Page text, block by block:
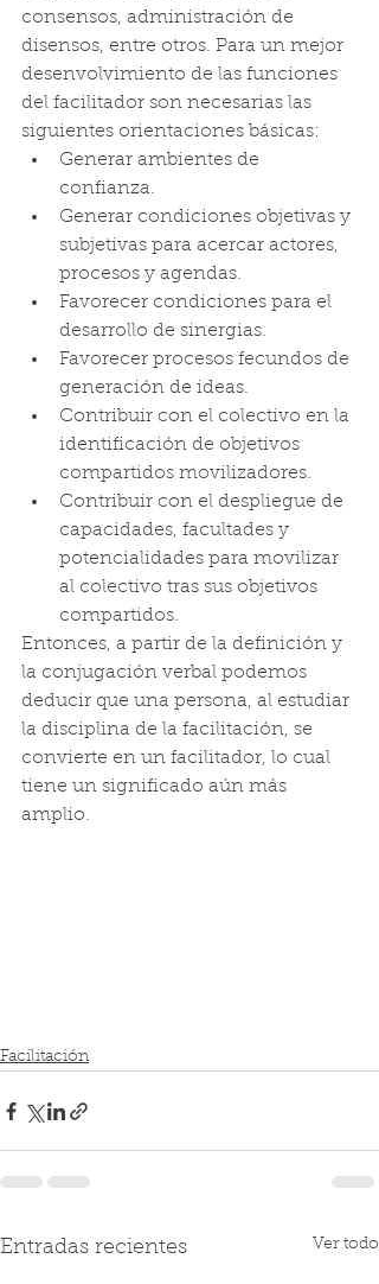
consensos, administración de
disensos, entre otros. Para un mejor
desenvolvimiento de las funciones
del facilitador son necesarias las
siguientes orientaciones básicas:
Generar ambientes de
confianza.
Generar condiciones objetivas y
subjetivas para acercar actores,
procesos y agendas.
Favorecer condiciones para el
desarrollo de sinergias.
Favorecer procesos fecundos de
generación de ideas.
Contribuir con el colectivo en la
identificación de objetivos
compartidos movilizadores.
Contribuir con el despliegue de
capacidades, facultades y
potencialidades para movilizar
al colectivo tras sus objetivos
compartidos.
Entonces, a partir de la definición y
la conjugación verbal podemos
deducir que una persona, al estudiar
la disciplina de la facilitación, se
convierte en un facilitador, lo cual
tiene un significado aún más
amplio.
Facilitación
Entradas recientes Ver todo